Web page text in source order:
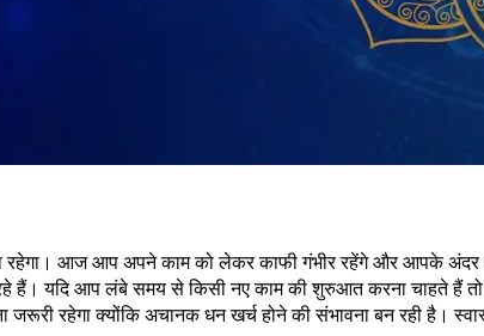
आज आप अपने काम को लेकर काफी गंभीर रहेंगे और आपके अंदर
हैं। यदि आप लंबे समय से किसी नए काम की शुरुआत करना चाहते हैं
जरूरी रहेगा क्योंकि अचानक धन खर्च होने की संभावना बन रही है।